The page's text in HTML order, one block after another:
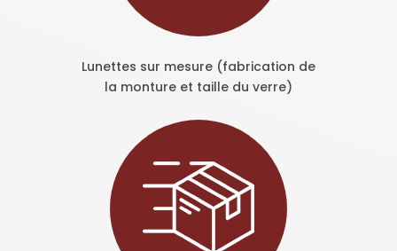
Lunettes sur mesure (fabrication de
la monture et taille du verre)